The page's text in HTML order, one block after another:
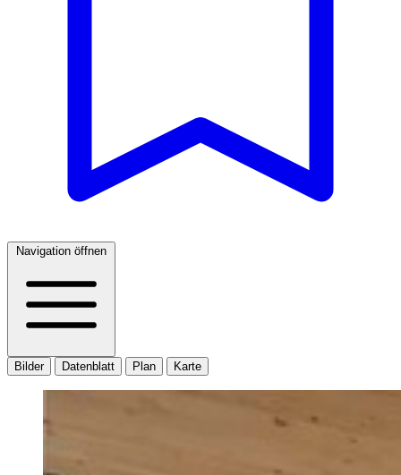
Navigation öffnen
Bilder Datenblatt Plan Karte